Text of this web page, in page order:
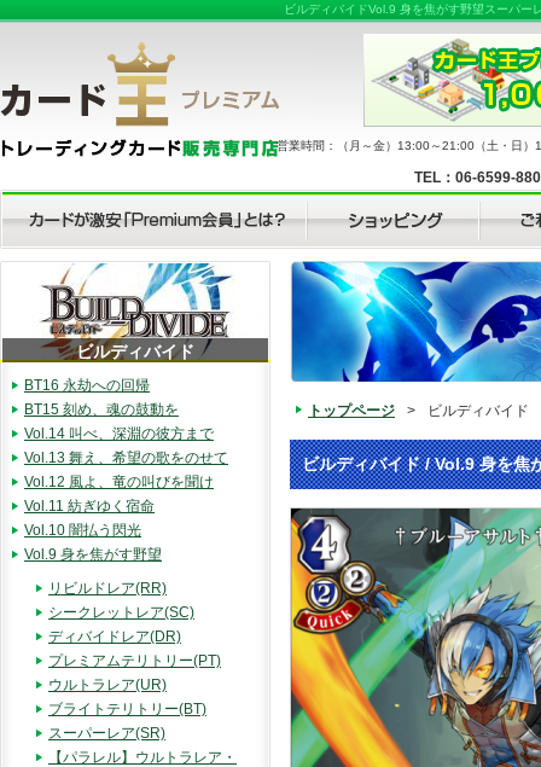
ビルディバイドVol.9 身を焦がす野望スーパ
営業時間：（月～金）13:00～21:00（土・日
TEL：06-6599-
トップページ > ビルディバイド
ビルディバイド / Vol.9 身を焦
ビルディバイド
BT16 永劫への回帰
BT15 刻め、魂の鼓動を
Vol.14 叫べ、深淵の彼方まで
Vol.13 舞え、希望の歌をのせて
Vol.12 風よ、竜の叫びを聞け
Vol.11 紡ぎゆく宿命
Vol.10 闇払う閃光
Vol.9 身を焦がす野望
リビルドレア(RR)
シークレットレア(SC)
ディバイドレア(DR)
プレミアムテリトリー(PT)
ウルトラレア(UR)
ブライトテリトリー(BT)
スーパーレア(SR)
【パラレル】ウルトラレア・